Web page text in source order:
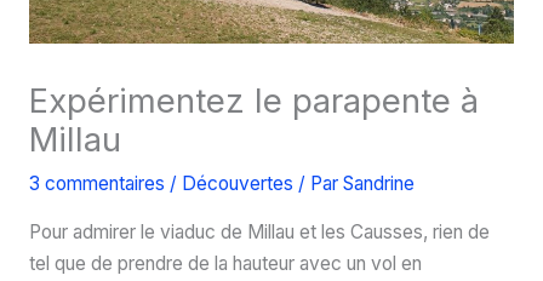
Expérimentez le parapente à
Millau
3 commentaires / Découvertes / Par Sandrine
Pour admirer le viaduc de Millau et les Causses, rien de
tel que de prendre de la hauteur avec un vol en